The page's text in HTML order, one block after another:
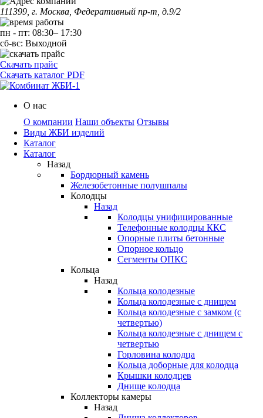
111399, г. Москва, Федеративный пр-т, д.9/2
пн - пт: 08:30– 17:30
сб-вс: Выходной
Скачать прайс
Скачать каталог PDF
О нас
О компании Наши объекты Отзывы
Виды ЖБИ изделий
Каталог
Каталог
Назад
Бордюрный камень
Железобетонные полушпалы
Колодцы
Назад
Колодцы унифицированные
Телефонные колодцы ККС
Опорные плиты бетонные
Опорное кольцо
Сегменты ОПКС
Кольца
Назад
Кольца колодезные
Кольца колодезные с днищем
Кольца колодезные с замком (с
четвертью)
Кольца колодезные с днищем с
четвертью
Горловина колодца
Кольца доборные для колодца
Крышки колодцев
Днище колодца
Коллекторы камеры
Назад